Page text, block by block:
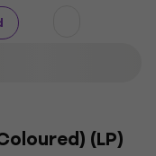
(LP)